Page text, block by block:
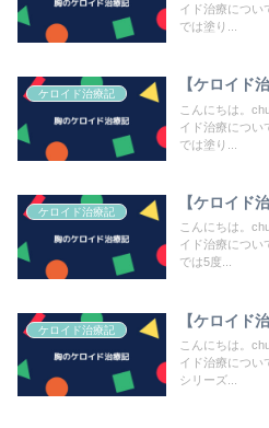
イド治療につい
では塗り...
ケロイド治療記
【ケロイド
こんにちは。
イド治療につい
では塗り...
ケロイド治療記
【ケロイド
こんにちは。
イド治療につい
では5度...
ケロイド治療記
【ケロイド
こんにちは。
イド治療につい
シリーズ...